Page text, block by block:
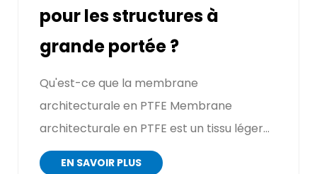
pour les structures à
grande portée ?
Qu'est-ce que la membrane
architecturale en PTFE Membrane
architecturale en PTFE est un tissu léger
et performant composé d'une ...
EN SAVOIR PLUS